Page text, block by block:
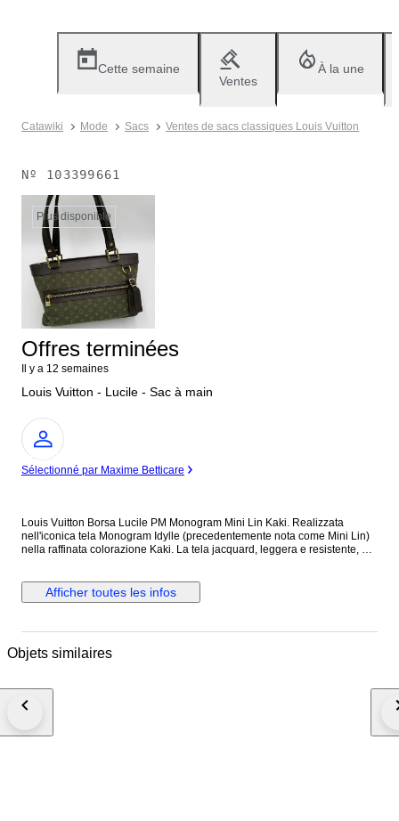
Cette semaine
Ventes
À la une
Catawiki Mode Sacs Ventes de sacs classiques Louis Vuitton
Nº 103399661
Plus disponible
Offres terminées
Il y a 12 semaines
Louis Vuitton - Lucile - Sac à main
Expert
Sélectionné par Maxime Betticare
Louis Vuitton Borsa Lucile PM Monogram Mini Lin Kaki. Realizzata
nell'iconica tela Monogram Idylle (precedentemente nota come Mini Lin)
nella raffinata colorazione Kaki. La tela jacquard, leggera e resistente, è
indirizzo (tag) in pelle rimovibile con logo stampato a caldo. Chiusura
superiore con zip per la massima sicurezza. Ampio scomparto principale
lievi segni di usura sugli angoli Misure: 29 x 20 x 9,5 cm, luce manico 21
Afficher toutes les infos
Objets similaires